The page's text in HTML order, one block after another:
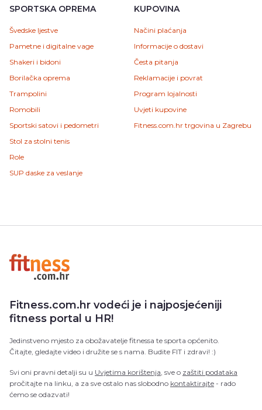
SPORTSKA OPREMA
Švedske ljestve
Pametne i digitalne vage
Shakeri i bidoni
Borilačka oprema
Trampolini
Romobili
Sportski satovi i pedometri
Stol za stolni tenis
Role
SUP daske za veslanje
KUPOVINA
Načini plaćanja
Informacije o dostavi
Česta pitanja
Reklamacije i povrat
Program lojalnosti
Uvjeti kupovine
Fitness.com.hr trgovina u Zagrebu
Fitness.com.hr vodeći je i najposjećeniji
fitness portal u HR!
Jedinstveno mjesto za obožavatelje fitnessa te sporta općenito.
Čitajte, gledajte video i družite se s nama. Budite FIT i zdravi! :)
Svi oni pravni detalji su u Uvjetima korištenja, sve o zaštiti podataka
pročitajte na linku, a za sve ostalo nas slobodno kontaktirajte - rado
ćemo se odazvati!